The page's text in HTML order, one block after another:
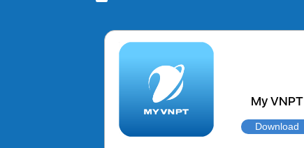
My VNPT
Download